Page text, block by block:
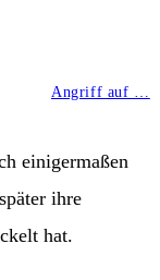
Angriff auf …
einigermaßen
ihre
hat.